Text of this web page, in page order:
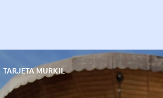
TARJETA MURKIL